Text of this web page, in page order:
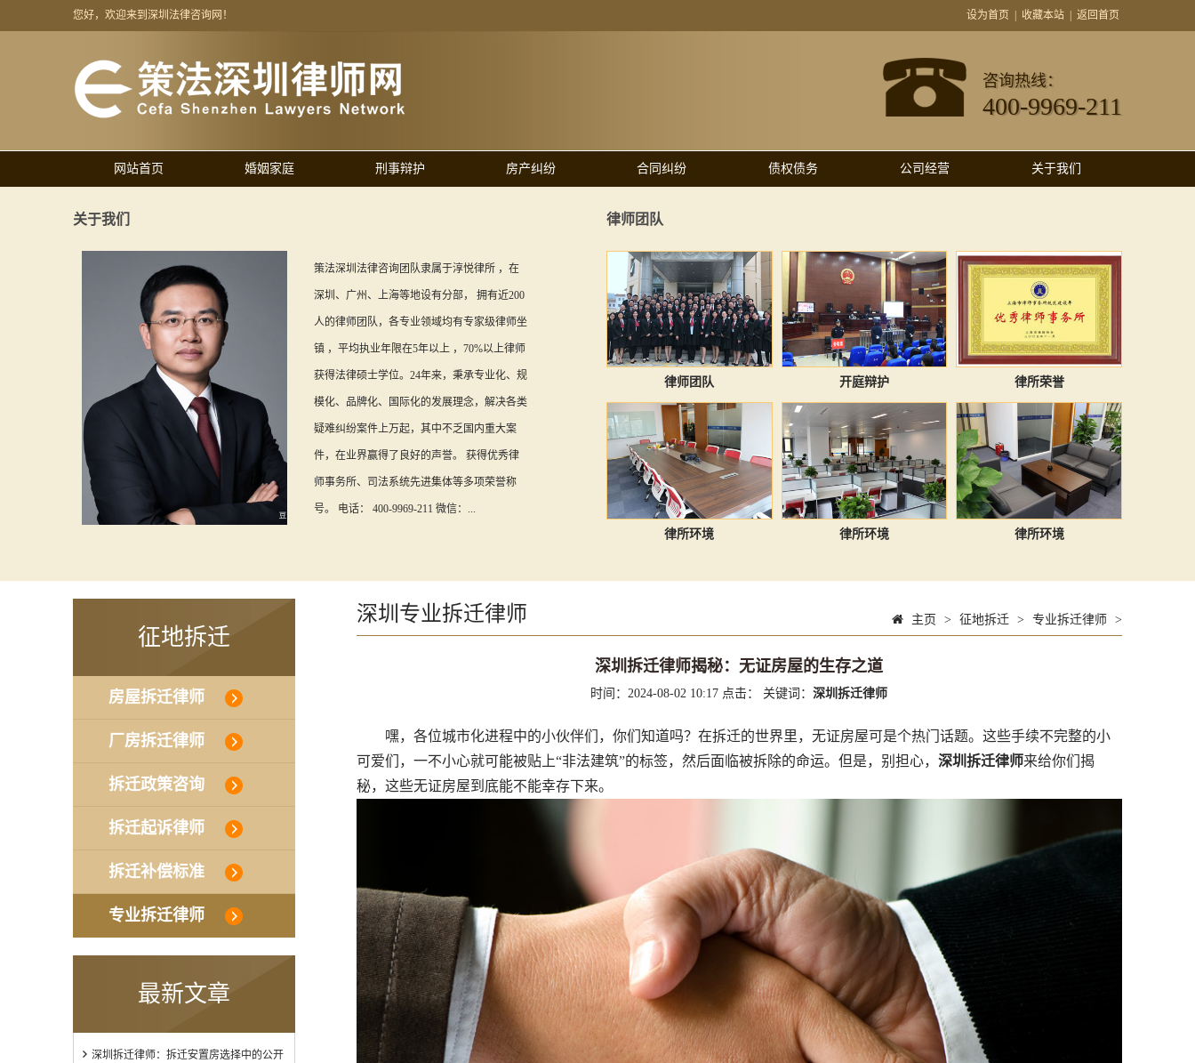
您好，欢迎来到深圳法律咨询网！ 设为首页 收藏本站 返回首页
咨询热线：
400-9969-211
网站首页 婚姻家庭 刑事辩护 房产纠纷 合同纠纷 债权债务 公司经营 关于我们
关于我们
策法深圳法律咨询团队隶属于淳悦律所 ，在
深圳、广州、上海等地设有分部， 拥有近200
人的律师团队，各专业领域均有专家级律师坐
镇 ，平均执业年限在5年以上 ，70%以上律师
获得法律硕士学位。24年来，秉承专业化、规
模化、品牌化、国际化的发展理念，解决各类
疑难纠纷案件上万起，其中不乏国内重大案
件，在业界赢得了良好的声誉。 获得优秀律
师事务所、司法系统先进集体等多项荣誉称
号。 电话： 400-9969-211 微信：...
律师团队
律师团队 开庭辩护 律所荣誉
律所环境 律所环境 律所环境
征地拆迁
房屋拆迁律师
厂房拆迁律师
拆迁政策咨询
拆迁起诉律师
拆迁补偿标准
专业拆迁律师
最新文章
深圳拆迁律师：拆迁安置房选择中的公开
深圳专业拆迁律师 主页 > 征地拆迁 > 专业拆迁律师 >
深圳拆迁律师揭秘：无证房屋的生存之道
时间：2024-08-02 10:17 点击： 关键词：深圳拆迁律师
嘿，各位城市化进程中的小伙伴们，你们知道吗？在拆迁的世界里，无证房屋可是个热门话题。这些手续不完整的小
可爱们，一不小心就可能被贴上“非法建筑”的标签，然后面临被拆除的命运。但是，别担心， 深圳拆迁律师来给你们揭
秘，这些无证房屋到底能不能幸存下来。